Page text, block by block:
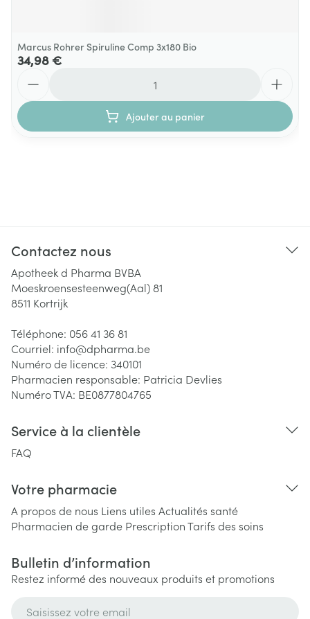
Marcus Rohrer Spiruline Comp 3x180 Bio
34,98 €
Ajouter au panier
Contactez nous
Apotheek d Pharma BVBA
Moeskroensesteenweg(Aal) 81
8511 Kortrijk
Téléphone: 056 41 36 81
Courriel: info@dpharma.be
Numéro de licence: 340101
Pharmacien responsable: Patricia Devlies
Numéro TVA: BE0877804765
Service à la clientèle
FAQ
Votre pharmacie
A propos de nous Liens utiles Actualités santé
Pharmacien de garde PrescriptionTarifs des soins
Bulletin d’information
Restez informé des nouveaux produits et promotions